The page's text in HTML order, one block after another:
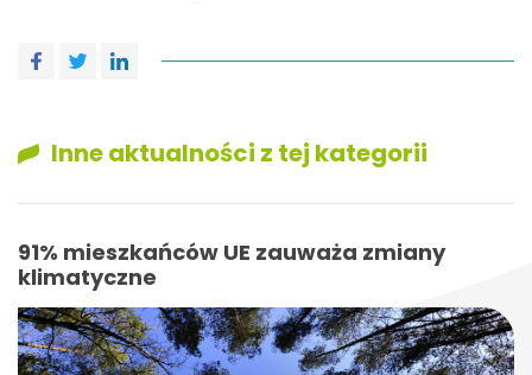
Inne aktualności z tej kategorii
91% mieszkańców UE zauważa zmiany
klimatyczne